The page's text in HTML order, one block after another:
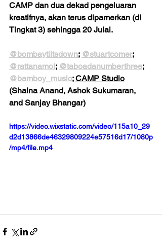
CAMP dan dua dekad pengeluaran
kreatifnya, akan terus dipamerkan (di
Tingkat 3) sehingga 20 Julai.
@bombaytiltsdown; @stuartcomer;
@rattanamol; @taboadanumberthree;
@bamboy_music; CAMP Studio
(Shaina Anand, Ashok Sukumaran,
and Sanjay Bhangar)
https://video.wixstatic.com/video/115a10_29
d2d13866de46329809224e57516d17/1080p
/mp4/file.mp4